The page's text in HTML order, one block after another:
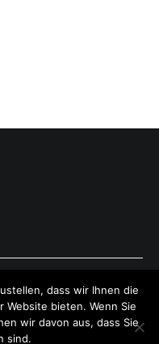
. All rights reserved.
byWordPress .
dass wir Ihnen die
Website bieten. Wenn Sie
wir davon aus, dass Sie
sind.